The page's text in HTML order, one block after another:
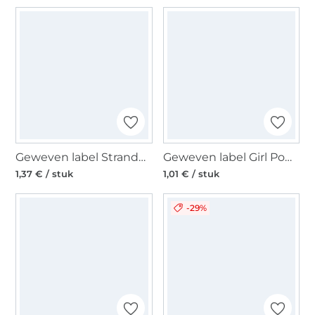
Geweven label Strandgut, blauw
1,37 € / stuk
Geweven label Girl Power, zwart
1,01 € / stuk
-29%